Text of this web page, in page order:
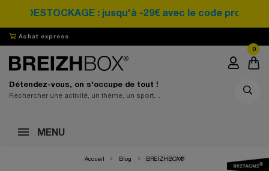
DESTOCKAGE : jusqu'à -29€ avec le code promo
Achat express
Détendez-vous, on s'occupe de tout !
0
MENU
Accueil Blog BREIZHBOX®